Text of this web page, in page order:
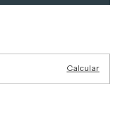
Calcular